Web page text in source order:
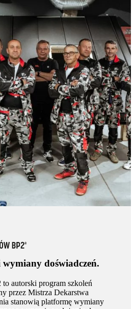
doświadczeń.
autorski program szkoleń
przez Mistrza Dekarstwa
stanowią platformę wymiany